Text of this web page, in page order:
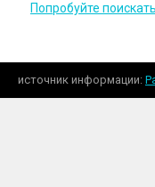
Попробуйте
источник информации